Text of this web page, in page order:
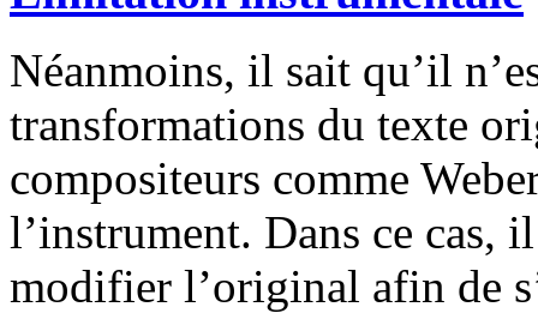
Néanmoins, il sait qu’il
transformations du texte
compositeurs comme
l’instrument. Dans ce cas,
modifier l’original afin de